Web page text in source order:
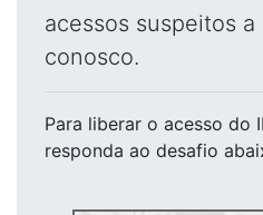
acessos suspeitos
conosco.
Para liberar o acesso do
responda ao desafio